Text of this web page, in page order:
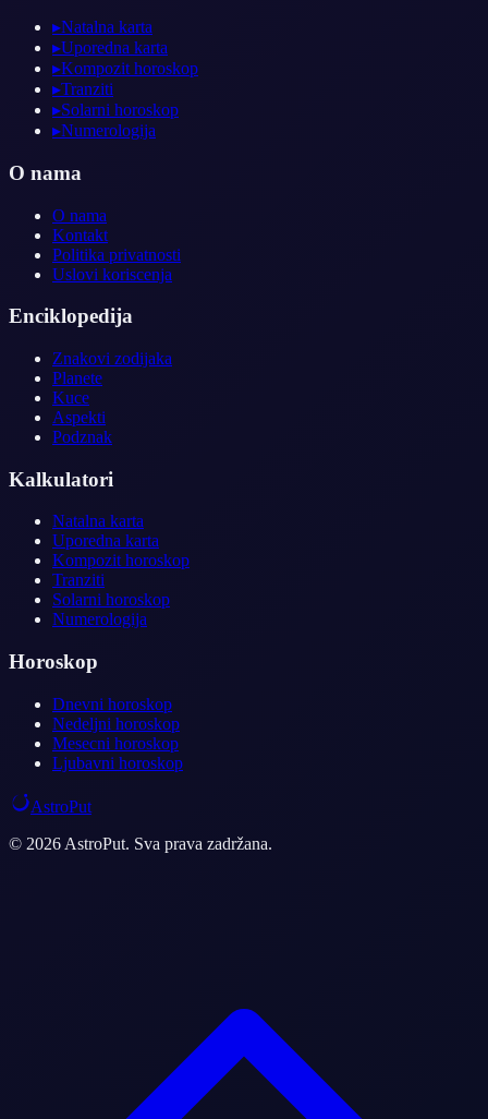
▸Natalna karta
▸Uporedna karta
▸Kompozit horoskop
▸Tranziti
▸Solarni horoskop
▸Numerologija
O nama
O nama
Kontakt
Politika privatnosti
Uslovi koriscenja
Enciklopedija
Znakovi zodijaka
Planete
Kuce
Aspekti
Podznak
Kalkulatori
Natalna karta
Uporedna karta
Kompozit horoskop
Tranziti
Solarni horoskop
Numerologija
Horoskop
Dnevni horoskop
Nedeljni horoskop
Mesecni horoskop
Ljubavni horoskop
AstroPut
© 2026 AstroPut. Sva prava zadržana.